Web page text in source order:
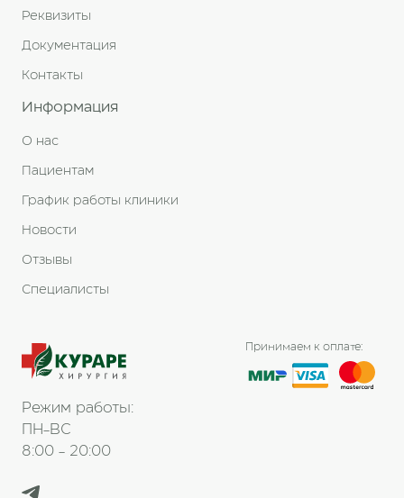
Режим работы:
ПН-ВС
8:00 - 20:00
Принимаем к оплате:
Информация
О нас
Пациентам
График работы клиники
Новости
Отзывы
Специалисты
Реквизиты
Документация
Контакты